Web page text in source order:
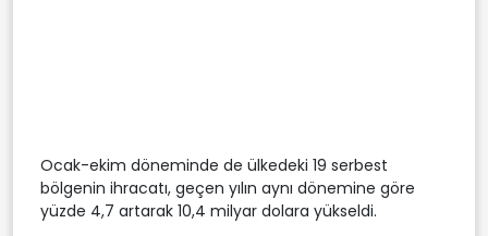
Ocak-ekim döneminde de ülkedeki 19 serbest
bölgenin ihracatı, geçen yılın aynı dönemine göre
yüzde 4,7 artarak 10,4 milyar dolara yükseldi.